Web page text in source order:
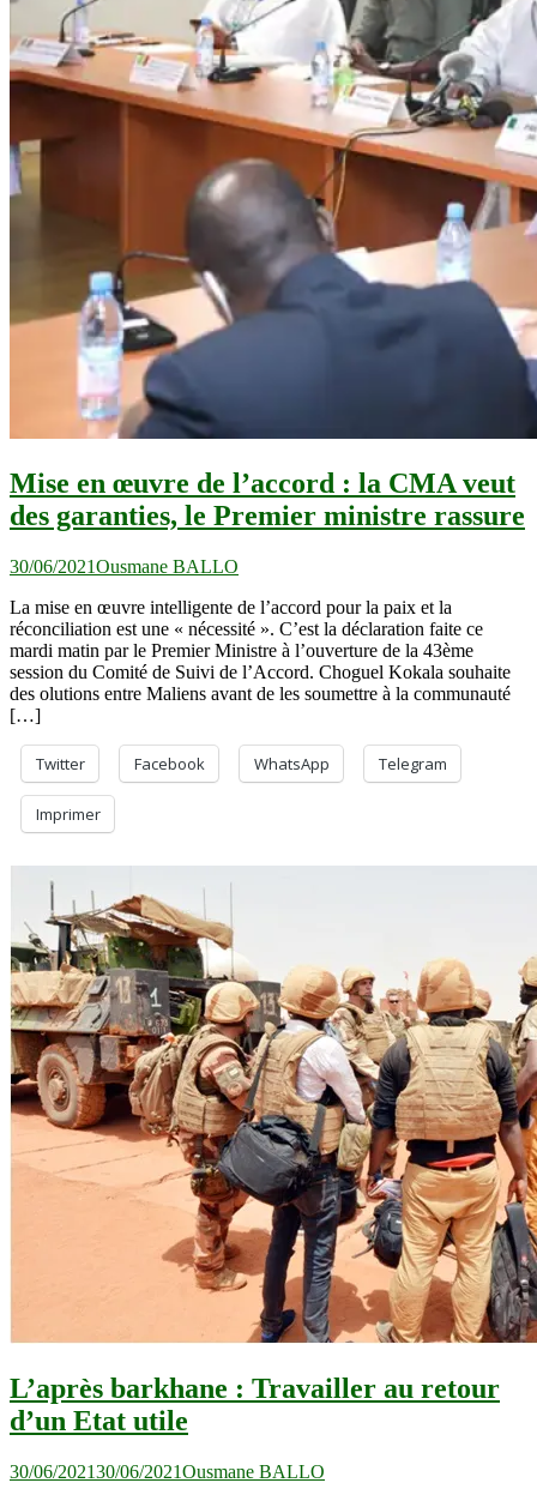
Mise en œuvre de l’accord : la CMA veut
des garanties, le Premier ministre rassure
30/06/2021Ousmane BALLO
La mise en œuvre intelligente de l’accord pour la paix et la
réconciliation est une « nécessité ». C’est la déclaration faite ce
mardi matin par le Premier Ministre à l’ouverture de la 43ème
session du Comité de Suivi de l’Accord. Choguel Kokala souhaite
des olutions entre Maliens avant de les soumettre à la communauté
[…]
Twitter Facebook WhatsApp Telegram
Imprimer
L’après barkhane : Travailler au retour
d’un Etat utile
30/06/202130/06/2021Ousmane BALLO